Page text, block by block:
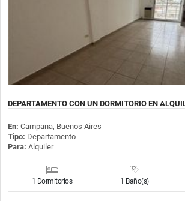
DEPARTAMENTO CON UN DORMITORIO EN
En: Campana, Buenos Aires
Tipo: Departamento
Para: Alquiler
1 Dormitorios 1 Baño(s)